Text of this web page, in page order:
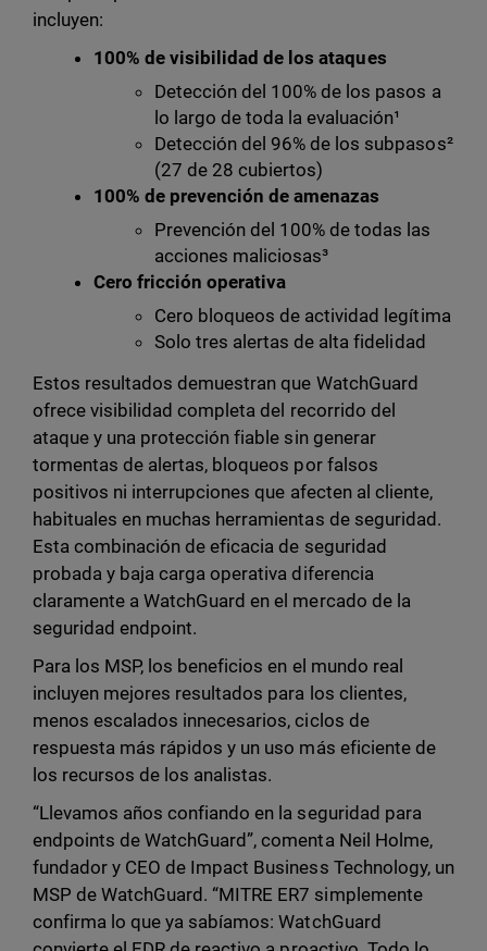
incluyen:
100% de visibilidad de los ataques
Detección del 100% de los pasos a
lo largo de toda la evaluación¹
Detección del 96% de los subpasos²
(27 de 28 cubiertos)
100% de prevención de amenazas
Prevención del 100% de todas las
acciones maliciosas³
Cero fricción operativa
Cero bloqueos de actividad legítima
Solo tres alertas de alta fidelidad
Estos resultados demuestran que WatchGuard
ofrece visibilidad completa del recorrido del
ataque y una protección fiable sin generar
tormentas de alertas, bloqueos por falsos
positivos ni interrupciones que afecten al cliente,
habituales en muchas herramientas de seguridad.
Esta combinación de eficacia de seguridad
probada y baja carga operativa diferencia
claramente a WatchGuard en el mercado de la
seguridad endpoint.
Para los MSP, los beneficios en el mundo real
incluyen mejores resultados para los clientes,
menos escalados innecesarios, ciclos de
respuesta más rápidos y un uso más eficiente de
los recursos de los analistas.
“Llevamos años confiando en la seguridad para
endpoints de WatchGuard”, comenta Neil Holme,
fundador y CEO de Impact Business Technology, un
MSP de WatchGuard. “MITRE ER7 simplemente
confirma lo que ya sabíamos: WatchGuard